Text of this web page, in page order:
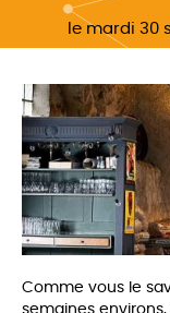
le mardi 30
Comme vous le
semaines